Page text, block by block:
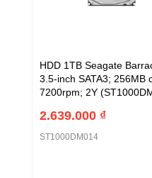
HDD 1TB Seagate
3.5-inch SATA3; 256MB
7200rpm; 2Y
2.639.000 ₫
ST1000DM014